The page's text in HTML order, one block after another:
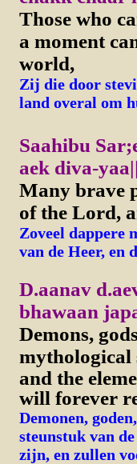
Those who
a moment
world,
Zij die door
land overal om
Saahibu
aek diva-
Many brave
of the Lord,
Zoveel dappere
van de Heer, en
D.aanav
bhawaan
Demons,
mythological
and the
will forever
Demonen,
steunstuk van
zijn, en zullen